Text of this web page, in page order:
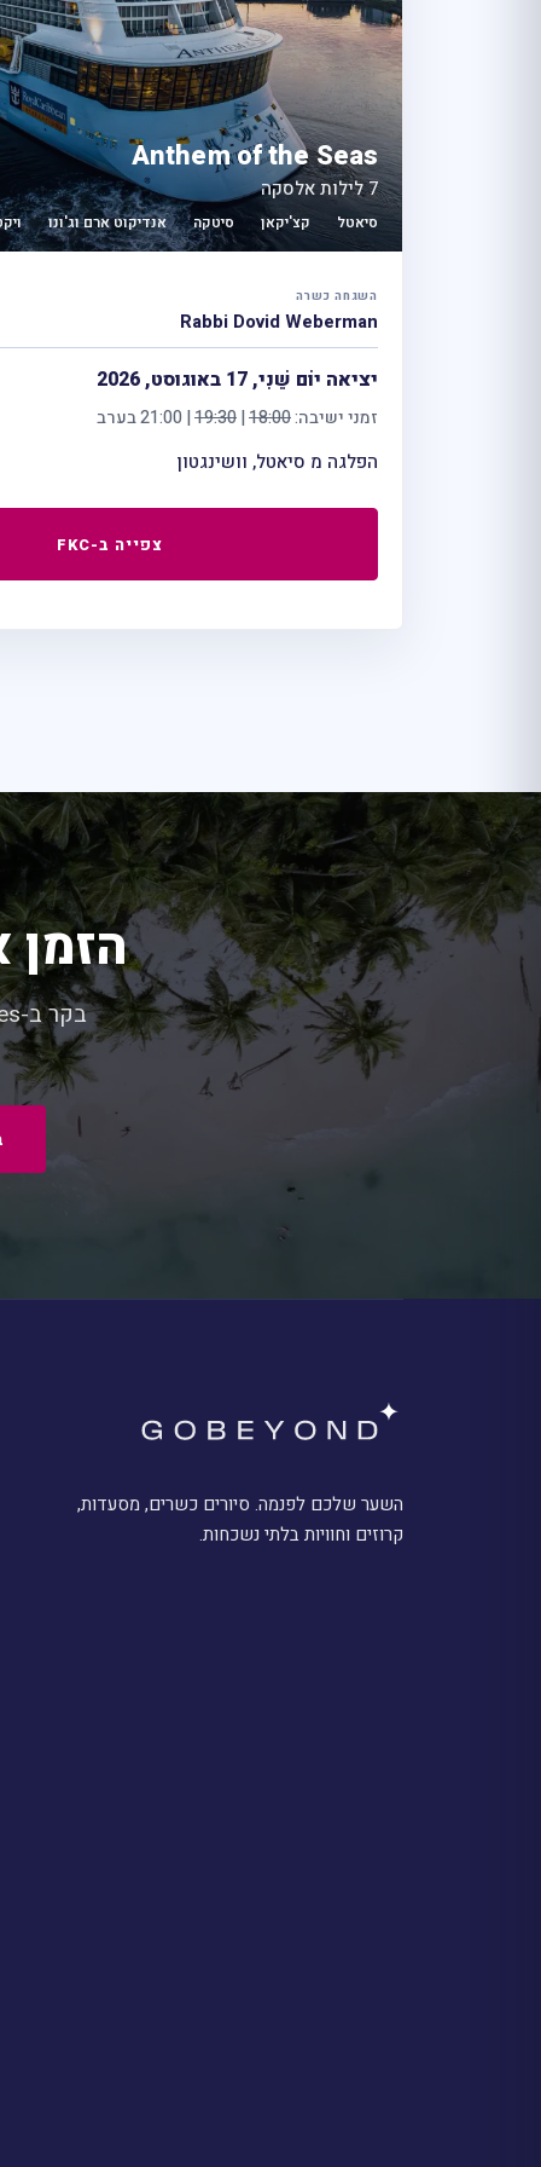
Anthem of the Seas
7 לילות אלסקה
סיאטל קצ'יקאן סיטקה אנדיקוט ארם וג'ונו
השגחה כשרה
Rabbi Dovid Weberman
יציאה יוֹם שֵׁנִי, 17 באוגוסט, 2026
זמני ישיבה:18:00
|
19:30| 21:00 בערב
הפלגה מ סיאטל, וושינגטון
צפייה ב-FKC
השער שלכם לפנמה. סיורים כשרים, מסעדות,
קרוזים וחוויות בלתי נשכחות.